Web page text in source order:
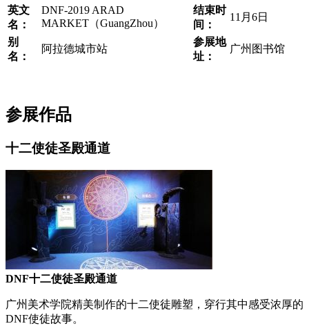
英文
名：
DNF-2019 ARAD
MARKET（GuangZhou）
结束时
间：
​​11月6日
别
名：
​阿拉德城市站
参展地
址：
​广州图书馆
参展作品
十二使徒圣殿通道
DNF十二使徒圣殿通道
广州美术学院精美制作的十二使徒雕塑，穿行其中感受浓厚的
DNF使徒故事。